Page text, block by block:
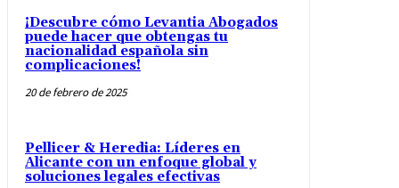
¡Descubre cómo Levantia Abogados
puede hacer que obtengas tu
nacionalidad española sin
complicaciones!
20 de febrero de 2025
Pellicer & Heredia: Líderes en
Alicante con un enfoque global y
soluciones legales efectivas